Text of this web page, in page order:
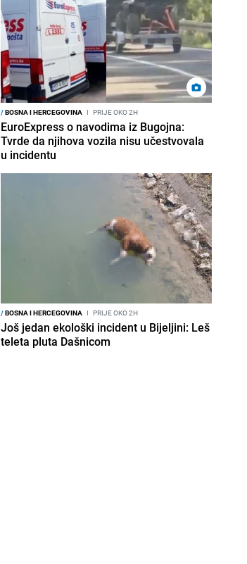
/BOSNA I HERCEGOVINA I PRIJE OKO 2H
EuroExpress o navodima iz Bugojna:
Tvrde da njihova vozila nisu učestvovala
u incidentu
/BOSNA I HERCEGOVINA I PRIJE OKO 2H
Još jedan ekološki incident u Bijeljini: Leš
teleta pluta Dašnicom